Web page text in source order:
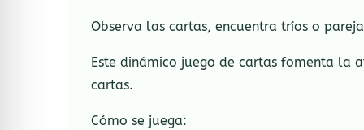
Observa las cartas, encuentra tríos o
Este dinámico juego de cartas fomenta la
cartas.
Cómo se juega: